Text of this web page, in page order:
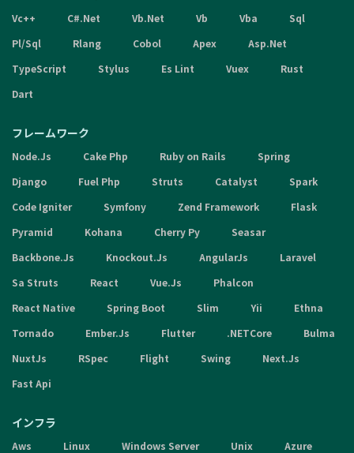
Vc++
C#.Net Vb.Net Vb Vba
Sql
Pl/Sql
Rlang Cobol Apex
Asp.Net
TypeScript
Stylus Es Lint Vuex
Rust
Dart
フレームワーク
Node.Js Cake Php Ruby on Rails
Spring
Django
Fuel Php Struts Catalyst
Spark
Code Igniter
Symfony Zend Framework
Flask
Pyramid
Kohana Cherry Py
Seasar
Backbone.Js
Knockout.Js AngularJs
Laravel
Sa Struts
React Vue.Js
Phalcon
React Native
Spring Boot Slim Yii
Ethna
Tornado
Ember.Js Flutter .NETCore
Bulma
NuxtJs
RSpec Flight Swing
Next.Js
Fast Api
インフラ
Aws Linux Windows Server Unix
Azure